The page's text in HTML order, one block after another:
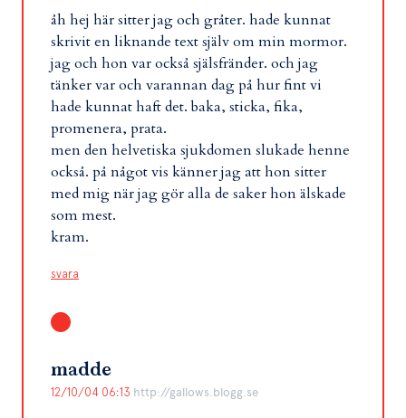
åh hej här sitter jag och gråter. hade kunnat
skrivit en liknande text själv om min mormor.
jag och hon var också själsfränder. och jag
tänker var och varannan dag på hur fint vi
hade kunnat haft det. baka, sticka, fika,
promenera, prata.
men den helvetiska sjukdomen slukade henne
också. på något vis känner jag att hon sitter
med mig när jag gör alla de saker hon älskade
som mest.
kram.
svara
madde
12/10/04 06:13 http://gallows.blogg.se